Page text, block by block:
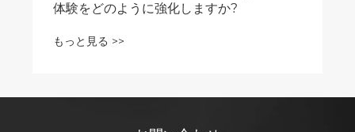
体験をどのように強化しますか?
もっと見る >>